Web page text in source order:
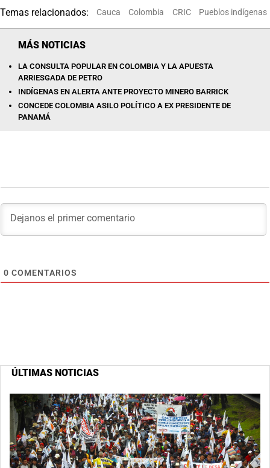
Temas relacionados: Cauca Colombia CRIC Pueblos indígenas
MÁS NOTICIAS
LA CONSULTA POPULAR EN COLOMBIA Y LA APUESTA
ARRIESGADA DE PETRO
INDÍGENAS EN ALERTA ANTE PROYECTO MINERO BARRICK
CONCEDE COLOMBIA ASILO POLÍTICO A EX PRESIDENTE DE
PANAMÁ
0 COMENTARIOS
ÚLTIMAS NOTICIAS